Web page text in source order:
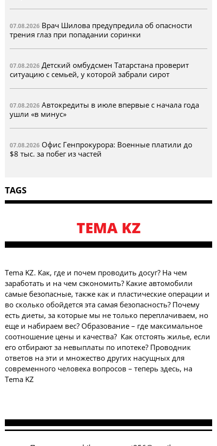
07.08.2026 Врач Шилова предупредила об опасности
трения глаз при попадании соринки
07.08.2026 Детский омбудсмен Татарстана проверит
ситуацию с семьей, у которой забрали сирот
07.08.2026 Автокредиты в июле впервые с начала года
ушли «в минус»
07.08.2026 Офис Генпрокурора: Военные платили до
$8 тыс. за побег из частей
TAGS
TEMA KZ
Tema KZ. Как, где и почем проводить досуг? На чем
заработать и на чем сэкономить? Какие автомобили
самые безопасные, также как и пластические операции и
во сколько обойдется эта самая безопасность? Почему
есть диеты, за которые мы не только переплачиваем, но
еще и набираем вес? Образование – где максимальное
соотношение цены и качества? Как отстоять жилье, если
его отбирают за невыплаты по ипотеке? Проводник
ответов на эти и множество других насущных для
современного человека вопросов – теперь здесь, на
Tema KZ